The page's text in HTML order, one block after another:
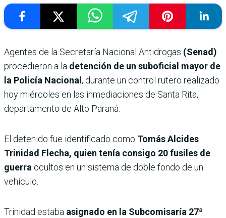
Agentes de la Secretaría Nacional Antidrogas (Senad)
procedieron a la detención de un suboficial mayor de
la Policía Nacional , durante un control rutero realizado
hoy miércoles en las inmediaciones de Santa Rita,
departamento de Alto Paraná.
El detenido fue identificado como Tomás Alcides
Trinidad Flecha, quien tenía consigo 20 fusiles de
guerra ocultos en un sistema de doble fondo de un
vehículo.
Trinidad estaba asignado en la Subcomisaría 27ª